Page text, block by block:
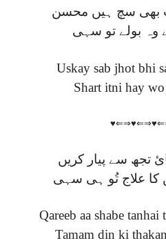
بھی سچ ہیں محسن
وہ بولے تو سہی
Uskay sab jhot bhi
Shart itni hay
تجھ سے پیار کریں
کا علاج تُو ہی سہی
Qareeb aa shabe
Tamam din ki